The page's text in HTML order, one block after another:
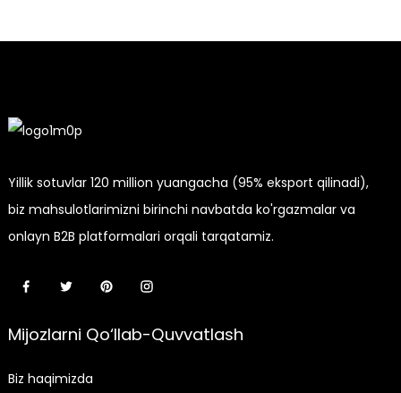
Yillik sotuvlar 120 million yuangacha (95% eksport qilinadi),
biz mahsulotlarimizni birinchi navbatda ko'rgazmalar va
onlayn B2B platformalari orqali tarqatamiz.
Mijozlarni Qo‘llab-Quvvatlash
Biz haqimizda